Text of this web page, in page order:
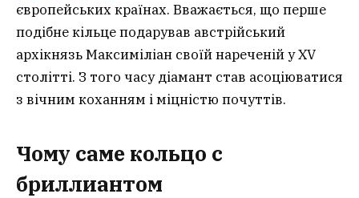
європейських країнах. Вважається, що перше
подібне кільце подарував австрійський
архікнязь Максиміліан своїй нареченій у XV
столітті. З того часу діамант став асоціюватися
з вічним коханням і міцністю почуттів.
Чому саме кольцо с
бриллиантом